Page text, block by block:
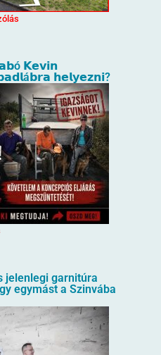
𝗞𝗲𝘃𝗶𝗻
𝗵𝗲𝗹𝘆𝗲𝘇𝗻𝗶?
jelenlegi garnitúra
egymást a Szinvába